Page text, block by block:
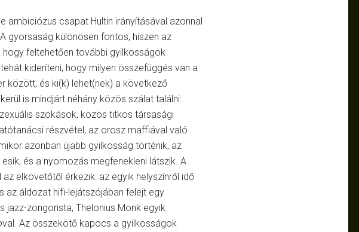
ambiciózus csapat Hultin irányításával azonnal
gyorsaság különösen fontos, hiszen az
feltehetően további gyilkosságok
kideríteni, hogy milyen összefüggés van a
között, és ki(k) lehet(nek) a következő
is mindjárt néhány közös szálat találni:
szokások, közös titkos társasági
részvétel, az orosz maffiával való
azonban újabb gyilkosság történik, az
és a nyomozás megfenekleni látszik. A
elkövetőtől érkezik: az egyik helyszínről idő
az áldozat hifi-lejátszójában felejt egy
jazz-zongorista, Thelonius Monk egyik
val. Az összekötő kapocs a gyilkosságok